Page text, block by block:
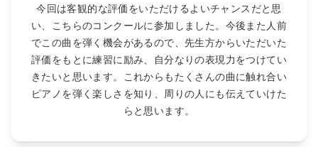
今回は客観的な評価をいただけるよいチャンスだと思
い、こちらのコンクールに参加しました。今後また人前
でこの曲を弾く機会があるので、先生方からいただいた
評価をもとに練習に励み、自分なりの表現力をつけてい
きたいと思います。これからもたくさんの曲に触れ合い
ピアノを弾く楽しさを知り、周りの人にも伝えていけた
らと思います。